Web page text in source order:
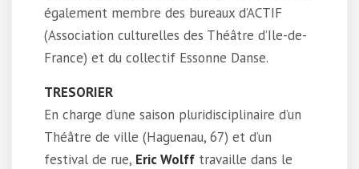
également membre des bureaux d’ACTIF
(Association culturelles des Théâtre d’Ile-de-
France) et du collectif Essonne Danse.
TRESORIER
En charge d’une saison pluridisciplinaire d’un
Théâtre de ville (Haguenau, 67) et d’un
festival de rue, Eric Wolff travaille dans le